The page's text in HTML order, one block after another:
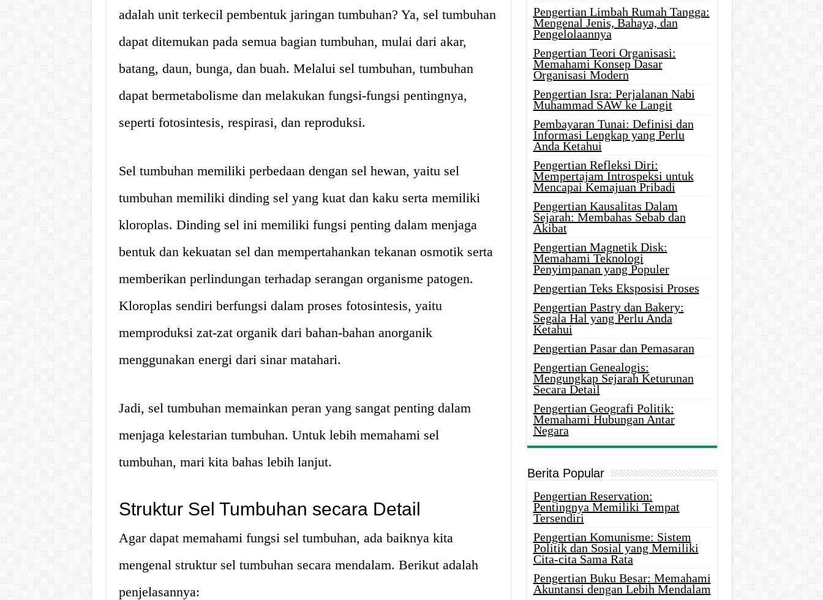
adalah unit terkecil pembentuk jaringan tumbuhan? Ya, sel tumbuhan
dapat ditemukan pada semua bagian tumbuhan, mulai dari akar,
batang, daun, bunga, dan buah. Melalui sel tumbuhan, tumbuhan
dapat bermetabolisme dan melakukan fungsi-fungsi pentingnya,
seperti fotosintesis, respirasi, dan reproduksi.
Sel tumbuhan memiliki perbedaan dengan sel hewan, yaitu sel
tumbuhan memiliki dinding sel yang kuat dan kaku serta memiliki
kloroplas. Dinding sel ini memiliki fungsi penting dalam menjaga
bentuk dan kekuatan sel dan mempertahankan tekanan osmotik serta
memberikan perlindungan terhadap serangan organisme patogen.
Kloroplas sendiri berfungsi dalam proses fotosintesis, yaitu
memproduksi zat-zat organik dari bahan-bahan anorganik
menggunakan energi dari sinar matahari.
Jadi, sel tumbuhan memainkan peran yang sangat penting dalam
menjaga kelestarian tumbuhan. Untuk lebih memahami sel
tumbuhan, mari kita bahas lebih lanjut.
Struktur Sel Tumbuhan secara Detail
Agar dapat memahami fungsi sel tumbuhan, ada baiknya kita
mengenal struktur sel tumbuhan secara mendalam. Berikut adalah
penjelasannya:
Pengertian Limbah Rumah Tangga:
Mengenal Jenis, Bahaya, dan
Pengelolaannya
Pengertian Teori Organisasi:
Memahami Konsep Dasar
Organisasi Modern
Pengertian Isra: Perjalanan Nabi
Muhammad SAW ke Langit
Pembayaran Tunai: Definisi dan
Informasi Lengkap yang Perlu
Anda Ketahui
Pengertian Refleksi Diri:
Mempertajam Introspeksi untuk
Mencapai Kemajuan Pribadi
Pengertian Kausalitas Dalam
Sejarah: Membahas Sebab dan
Akibat
Pengertian Magnetik Disk:
Memahami Teknologi
Penyimpanan yang Populer
Pengertian Teks Eksposisi Proses
Pengertian Pastry dan Bakery:
Segala Hal yang Perlu Anda
Ketahui
Pengertian Pasar dan Pemasaran
Pengertian Genealogis:
Mengungkap Sejarah Keturunan
Secara Detail
Pengertian Geografi Politik:
Memahami Hubungan Antar
Negara
Berita Popular
Pengertian Reservation:
Pentingnya Memiliki Tempat
Tersendiri
Pengertian Komunisme: Sistem
Politik dan Sosial yang Memiliki
Cita-cita Sama Rata
Pengertian Buku Besar: Memahami
Akuntansi dengan Lebih Mendalam